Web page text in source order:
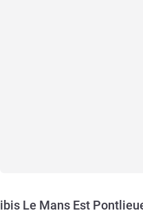
ibis Le Mans Est